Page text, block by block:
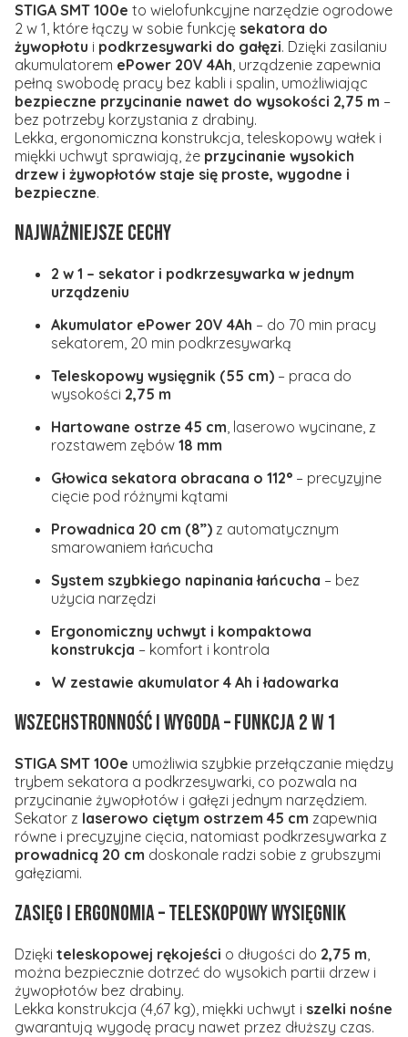
STIGA SMT 100e to wielofunkcyjne narzędzie ogrodowe
2 w 1, które łączy w sobie funkcję sekatora do
żywopłotu i podkrzesywarki do gałęzi. Dzięki zasilaniu
akumulatorem ePower 20V 4Ah, urządzenie zapewnia
pełną swobodę pracy bez kabli i spalin, umożliwiając
bezpieczne przycinanie nawet do wysokości 2,75 m –
bez potrzeby korzystania z drabiny.
Lekka, ergonomiczna konstrukcja, teleskopowy wałek i
miękki uchwyt sprawiają, że przycinanie wysokich
drzew i żywopłotów staje się proste, wygodne i
bezpieczne.
Najważniejsze cechy
2 w 1 – sekator i podkrzesywarka w jednym
urządzeniu
Akumulator ePower 20V 4Ah – do 70 min pracy
sekatorem, 20 min podkrzesywarką
Teleskopowy wysięgnik (55 cm) – praca do
wysokości 2,75 m
Hartowane ostrze 45 cm, laserowo wycinane, z
rozstawem zębów 18 mm
Głowica sekatora obracana o 112° – precyzyjne
cięcie pod różnymi kątami
Prowadnica 20 cm (8”) z automatycznym
smarowaniem łańcucha
System szybkiego napinania łańcucha – bez
użycia narzędzi
Ergonomiczny uchwyt i kompaktowa
konstrukcja – komfort i kontrola
W zestawie akumulator 4 Ah i ładowarka
Wszechstronność i wygoda – funkcja 2 w 1
STIGA SMT 100e umożliwia szybkie przełączanie między
trybem sekatora a podkrzesywarki, co pozwala na
przycinanie żywopłotów i gałęzi jednym narzędziem.
Sekator z laserowo ciętym ostrzem 45 cm zapewnia
równe i precyzyjne cięcia, natomiast podkrzesywarka z
prowadnicą 20 cm doskonale radzi sobie z grubszymi
gałęziami.
Zasięg i ergonomia – teleskopowy wysięgnik
Dzięki teleskopowej rękojeści o długości do 2,75 m
można bezpiecznie dotrzeć do wysokich partii drzew i
żywopłotów bez drabiny.
Lekka konstrukcja (4,67 kg), miękki uchwyt i szelki nośne
gwarantują wygodę pracy nawet przez dłuższy czas.